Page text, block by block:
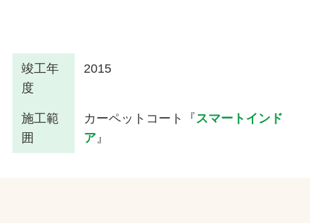
竣工年
度
2015
施工範
囲
カーペットコート『 スマートインド
ア 』